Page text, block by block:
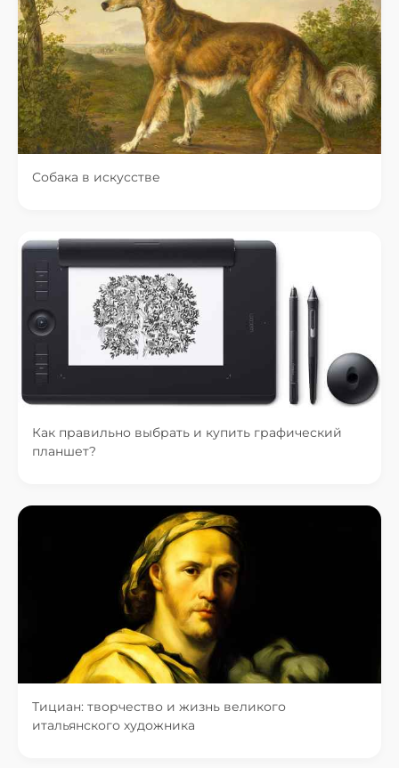
Собака в искусстве
Как правильно выбрать и купить графический
планшет?
Тициан: творчество и жизнь великого
итальянского художника